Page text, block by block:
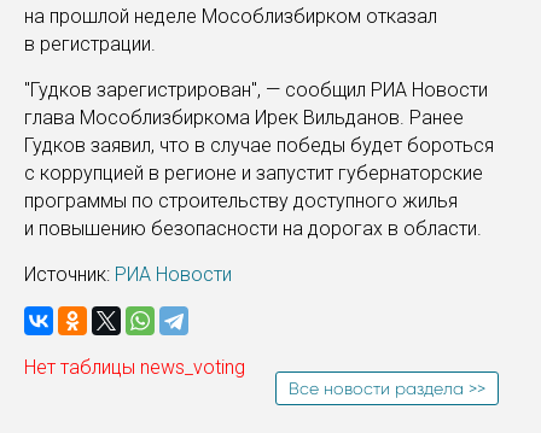
на прошлой неделе Мособлизбирком отказал
в регистрации.
"Гудков зарегистрирован", — сообщил РИА Новости
глава Мособлизбиркома Ирек Вильданов. Ранее
Гудков заявил, что в случае победы будет бороться
с коррупцией в регионе и запустит губернаторские
программы по строительству доступного жилья
и повышению безопасности на дорогах в области.
Источник: РИА Новости
Нет таблицы news_voting
Все новости раздела >>